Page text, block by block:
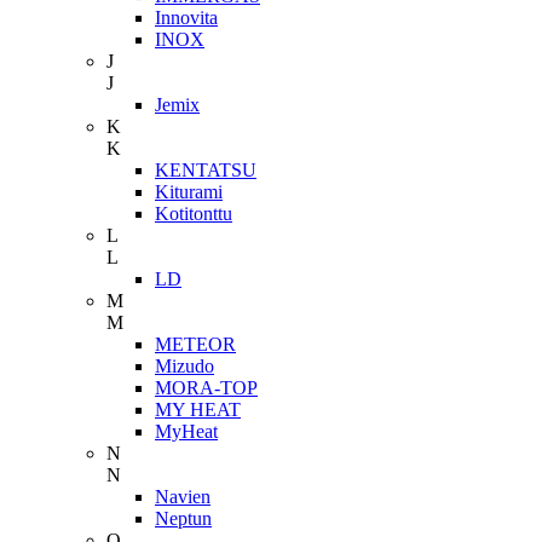
Innovita
INOX
J
J
Jemix
K
K
KENTATSU
Kiturami
Kotitonttu
L
L
LD
M
M
METEOR
Mizudo
MORA-TOP
MY HEAT
MyHeat
N
N
Navien
Neptun